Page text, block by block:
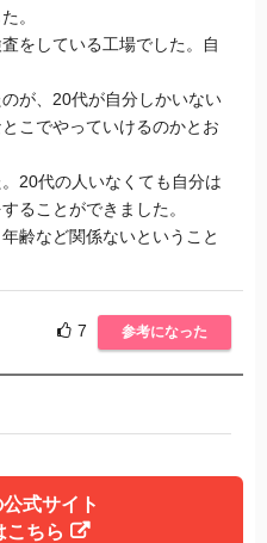
。
をしている工場でした。自
が、20代が自分しかいない
こでやっていけるのかとお
20代の人いなくても自分は
ることができました。
齢など関係ないということ
7 参考になった
式サイト
こちら